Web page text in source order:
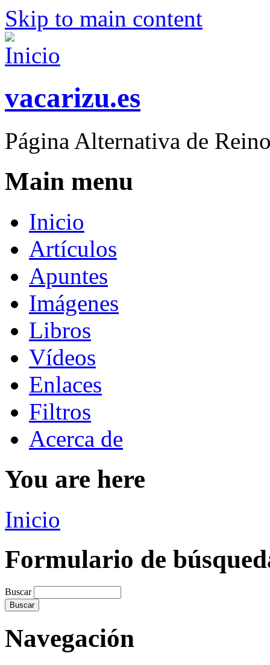
Skip to main content
vacarizu.es
Página Alternativa de
Main menu
Inicio
Artículos
Apuntes
Imágenes
Libros
Vídeos
Enlaces
Filtros
Acerca de
You are here
Inicio
Formulario de
Buscar
Navegación